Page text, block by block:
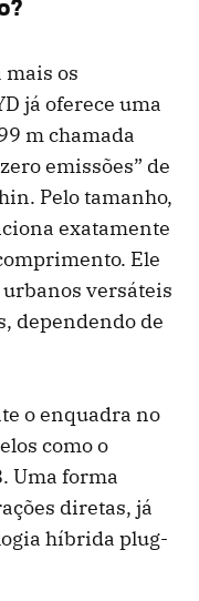
os
já oferece uma
m chamada
emissões” de
Pelo tamanho,
exatamente
Ele
urbanos versáteis
dependendo de
o enquadra no
como o
Uma forma
diretas, já
híbrida plug-